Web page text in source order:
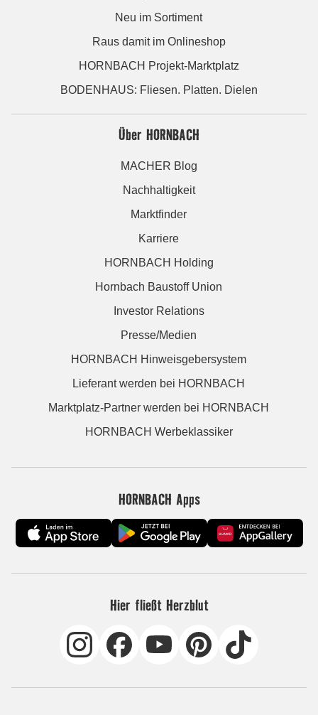
Neu im Sortiment
Raus damit im Onlineshop
HORNBACH Projekt-Marktplatz
BODENHAUS: Fliesen. Platten. Dielen
Über HORNBACH
MACHER Blog
Nachhaltigkeit
Marktfinder
Karriere
HORNBACH Holding
Hornbach Baustoff Union
Investor Relations
Presse/Medien
HORNBACH Hinweisgebersystem
Lieferant werden bei HORNBACH
Marktplatz-Partner werden bei HORNBACH
HORNBACH Werbeklassiker
HORNBACH Apps
Hier fließt Herzblut